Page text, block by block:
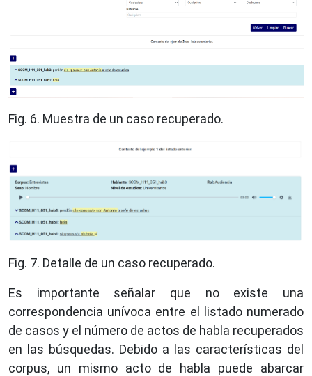
Fig. 6. Muestra de un caso recuperado.
Fig. 7. Detalle de un caso recuperado.
Es importante señalar que no existe una
correspondencia unívoca entre el listado numerado
de casos y el número de actos de habla recuperados
en las búsquedas. Debido a las características del
corpus, un mismo acto de habla puede abarcar